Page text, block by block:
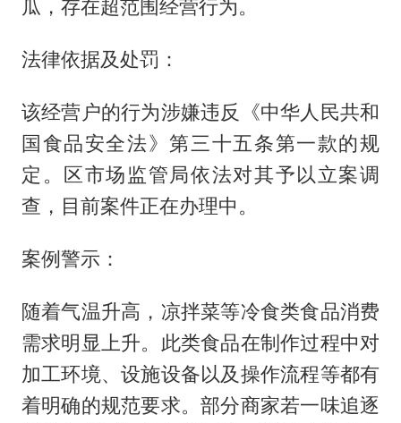
瓜，存在超范围经营行为。
法律依据及处罚：
该经营户的行为涉嫌违反《中华人民共和
国食品安全法》第三十五条第一款的规
定。区市场监管局依法对其予以立案调
查，目前案件正在办理中。
案例警示：
随着气温升高，凉拌菜等冷食类食品消费
需求明显上升。此类食品在制作过程中对
加工环境、设施设备以及操作流程等都有
着明确的规范要求。部分商家若一味追逐